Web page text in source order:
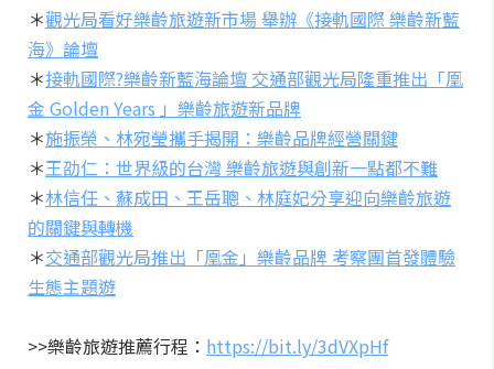
＊觀光局看好樂齡旅遊新市場 舉辦《接軌國際 樂齡新藍
海》論壇
＊接軌國際?樂齡新藍海論壇 交通部觀光局隆重推出「凰
金 Golden Years 」樂齡旅遊新品牌
＊施振榮、林宛瑩攜手揭開：樂齡品牌經營關鍵
＊王劭仁：世界級的台灣 樂齡旅遊與創新一點都不難
＊林信任、蘇成田、王岳聰、林庭妃分享迎向樂齡旅遊
的關鍵與轉機
＊交通部觀光局推出「凰金」樂齡品牌 考察團首發體驗
生態主題遊
>>樂齡旅遊推薦行程： https://bit.ly/3dVXpHf